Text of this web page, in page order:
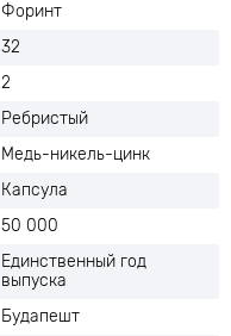
Форинт
32
2
Ребристый
Медь-никель-цинк
Капсула
50 000
Единственный год
выпуска
Будапешт